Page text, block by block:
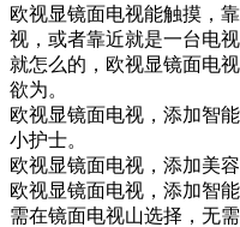
欧视显镜面电视能触摸，
视，或者靠近就是一台电
就怎么的，欧视显镜面电
欲为。
欧视显镜面电视，添加智
小护士。
欧视显镜面电视，添加美
欧视显镜面电视，添加智
需在镜面电视山选择，无